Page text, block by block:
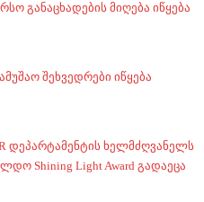
განაცხადების მიღება იწყება
შეხვედრები იწყება
დეპარტამენტის ხელმძღვანელს
Shining Light Award გადაეცა